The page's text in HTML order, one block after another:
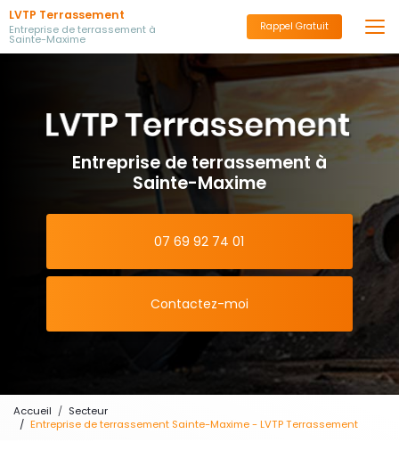
Aller
au
contenu
principal
LVTP Terrassement
Entreprise de terrassement à
Sainte-Maxime
Rappel Gratuit
Entreprise de terrassement à
Sainte-Maxime
07 69 92 74 01
Contactez-moi
Accueil
Secteur
Entreprise de terrassement Sainte-Maxime - LVTP Terrassement